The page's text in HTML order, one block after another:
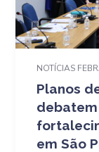
NOTÍCIAS
Planos
em São